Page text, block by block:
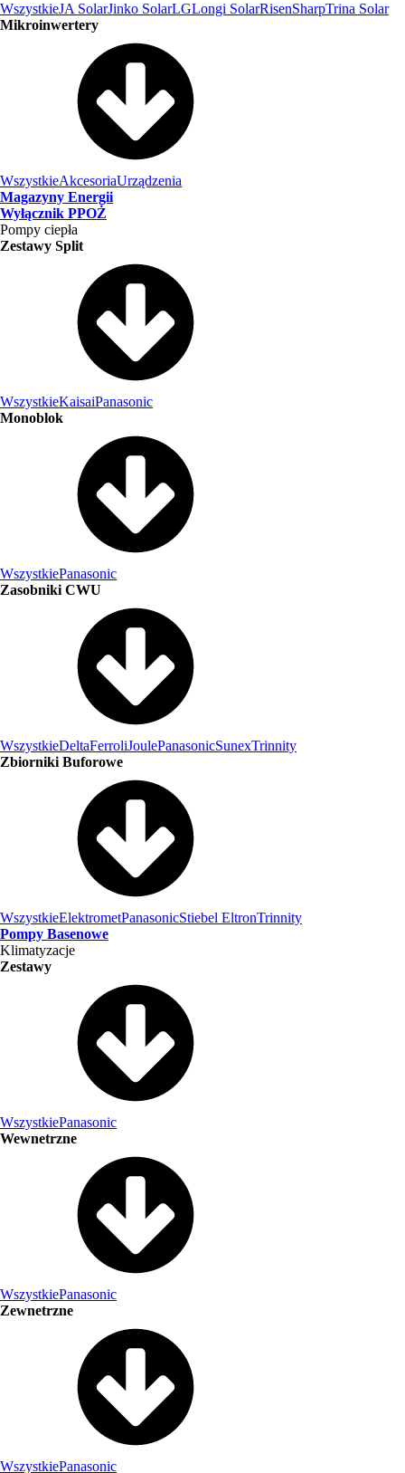
WszystkieJA SolarJinko SolarLGLongi SolarRisenSharpTrina Solar
Mikroinwertery
WszystkieAkcesoriaUrządzenia
Magazyny Energii
Wyłącznik PPOŻ
Pompy ciepła
Zestawy Split
WszystkieKaisaiPanasonic
Monoblok
WszystkiePanasonic
Zasobniki CWU
WszystkieDeltaFerroliJoulePanasonicSunexTrinnity
Zbiorniki Buforowe
WszystkieElektrometPanasonicStiebel EltronTrinnity
Pompy Basenowe
Klimatyzacje
Zestawy
WszystkiePanasonic
Wewnetrzne
WszystkiePanasonic
Zewnetrzne
WszystkiePanasonic